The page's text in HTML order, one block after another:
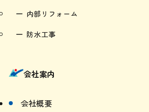
土木工事
内部リフォーム